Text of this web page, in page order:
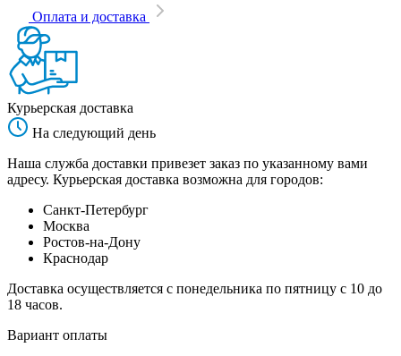
Оплата и доставка
Курьерская доставка
На следующий день
Наша служба доставки привезет заказ по указанному вами
адресу. Курьерская доставка возможна для городов:
Санкт-Петербург
Москва
Ростов-на-Дону
Краснодар
Доставка осуществляется с понедельника по пятницу с 10 до
18 часов.
Вариант оплаты